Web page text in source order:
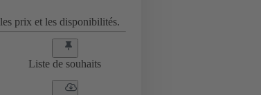
prix et les disponibilités.
Liste de souhaits